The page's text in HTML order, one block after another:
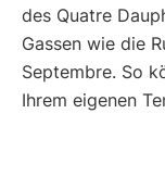
des Quatre
Gassen wie die
Septembre. So
Ihrem eigenen